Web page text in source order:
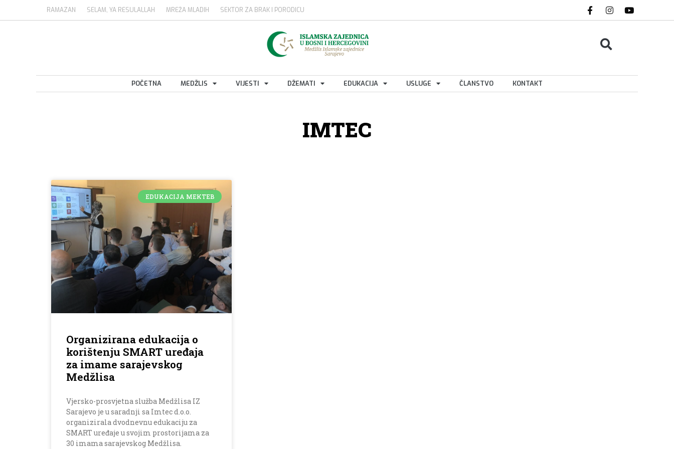
RAMAZAN SELAM, YA RESULALLAH MREŽA MLADIH SEKTOR ZA BRAK I PORODICU
POČETNA MEDŽLIS VIJESTI DŽEMATI EDUKACIJA USLUGE ČLANSTVO KONTAKT
IMTEC
EDUKACIJA MEKTEB
Organizirana edukacija o
korištenju SMART uređaja
za imame sarajevskog
Medžlisa
Vjersko-prosvjetna služba Medžlisa IZ
Sarajevo je u saradnji sa Imtec d.o.o.
organizirala dvodnevnu edukaciju za
SMART uređaje u svojim prostorijama za
30 imama sarajevskog Medžlisa.